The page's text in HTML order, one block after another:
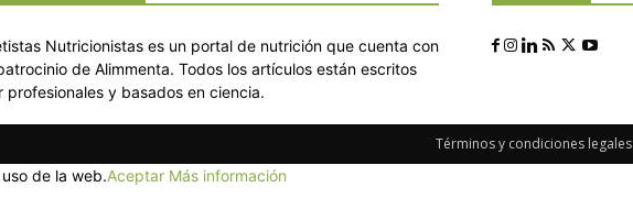
Nutricionistas es un portal de nutrición que cuenta con
de Alimmenta. Todos los artículos están escritos
profesionales y basados en ciencia.
Términos y condiciones legales
de la web.Aceptar Más información